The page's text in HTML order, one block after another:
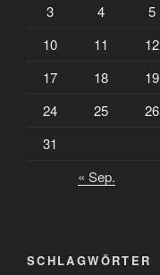
3
4 5
10
11 12
17
18 19
24
25 26
31
« Sep.
SCHLAGWÖRTER